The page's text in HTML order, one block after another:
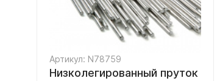
Артикул: N78759
Низколегированный пруток